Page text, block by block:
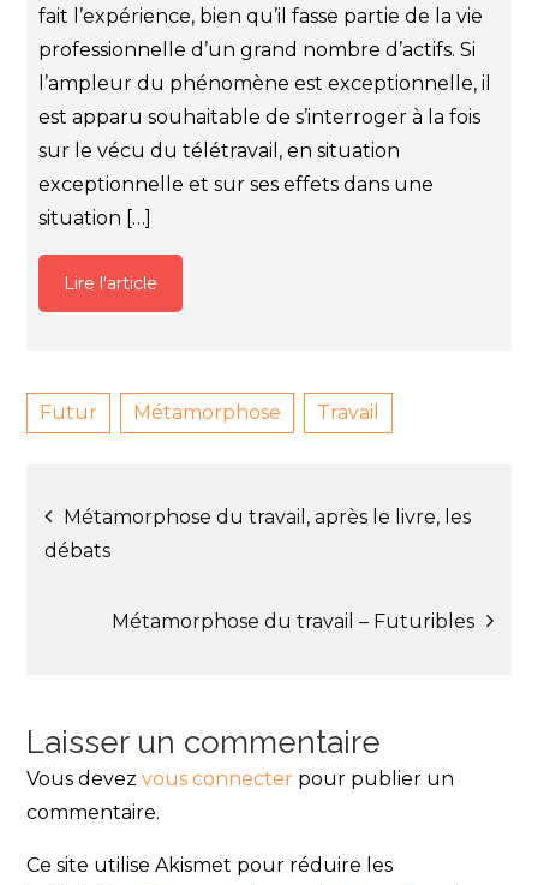
fait l’expérience, bien qu’il fasse partie de la vie
professionnelle d’un grand nombre d’actifs. Si
l’ampleur du phénomène est exceptionnelle, il
est apparu souhaitable de s’interroger à la fois
sur le vécu du télétravail, en situation
exceptionnelle et sur ses effets dans une
situation […]
Lire l'article
Futur Métamorphose Travail
Navigation
de
l’article
Métamorphose du travail, après le livre, les
débats
Métamorphose du travail – Futuribles
Laisser un commentaire
Vous devezvous connecter pour publier un
commentaire.
Ce site utilise Akismet pour réduire les